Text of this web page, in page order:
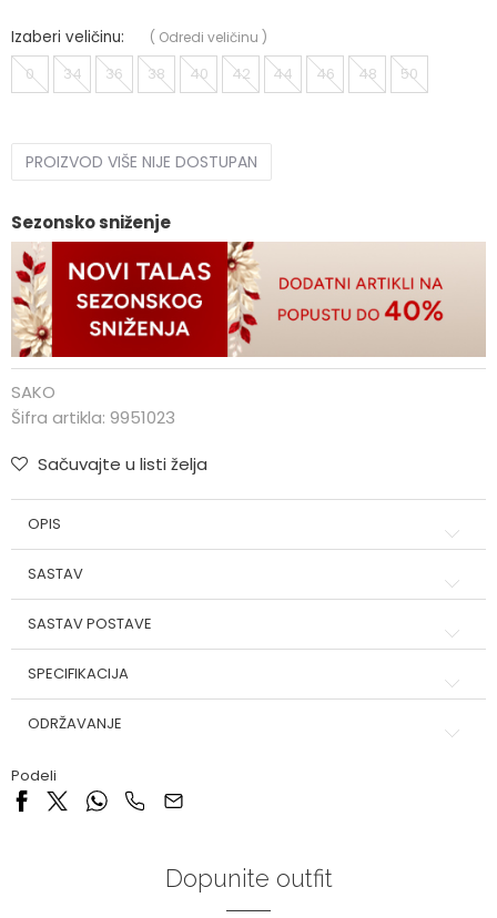
Izaberi veličinu: ( Odredi veličinu )
0 34 36 38 40 42 44 46 48 50
PROIZVOD VIŠE NIJE DOSTUPAN
Sezonsko sniženje
SAKO
Šifra artikla: 9951023
Sačuvajte u listi želja
OPIS
SASTAV
SASTAV POSTAVE
SPECIFIKACIJA
ODRŽAVANJE
Podeli
Dopunite outfit